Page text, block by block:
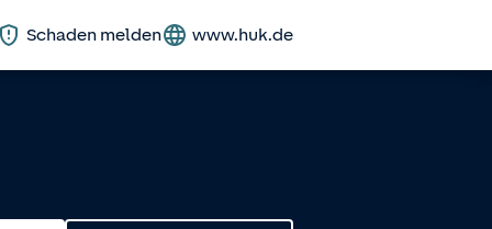
Schaden melden www.huk.de